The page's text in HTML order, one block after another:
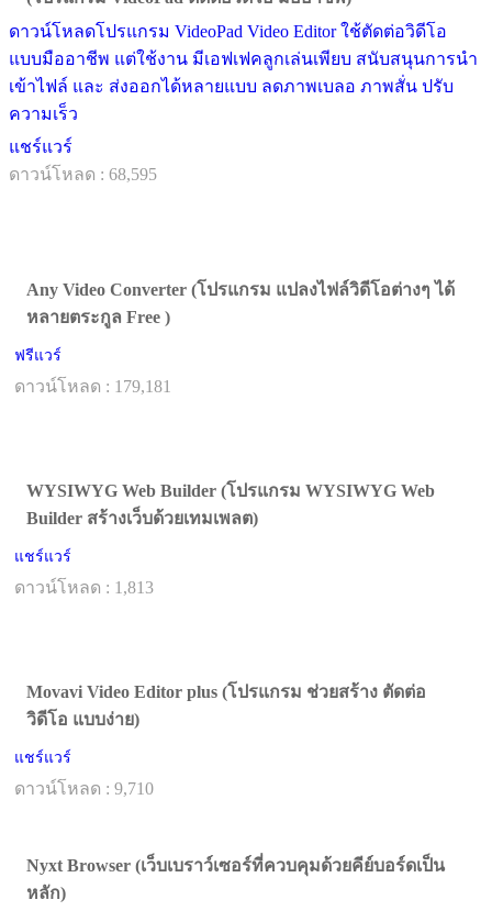
ดาวน์โหลดโปรแกรม VideoPad Video Editor ใช้ตัดต่อวิดีโอ
แบบมืออาชีพ แต่ใช้งาน มีเอฟเฟคลูกเล่นเพียบ สนับสนุนการนำ
เข้าไฟล์ และ ส่งออกได้หลายแบบ ลดภาพเบลอ ภาพสั่น ปรับ
ความเร็ว
แชร์แวร์
ดาวน์โหลด : 68,595
Any Video Converter (โปรแกรม แปลงไฟล์วิดีโอต่างๆ ได้
หลายตระกูล Free )
ฟรีแวร์
ดาวน์โหลด : 179,181
WYSIWYG Web Builder (โปรแกรม WYSIWYG Web
Builder สร้างเว็บด้วยเทมเพลต)
แชร์แวร์
ดาวน์โหลด : 1,813
Movavi Video Editor plus (โปรแกรม ช่วยสร้าง ตัดต่อ
วิดีโอ แบบง่าย)
แชร์แวร์
ดาวน์โหลด : 9,710
Nyxt Browser (เว็บเบราว์เซอร์ที่ควบคุมด้วยคีย์บอร์ดเป็น
หลัก)